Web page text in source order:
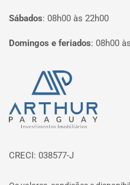
Sábados: 08h00 às 22h00
Domingos e feriados: 08h00
Página inicial
CRECI: 038577-J